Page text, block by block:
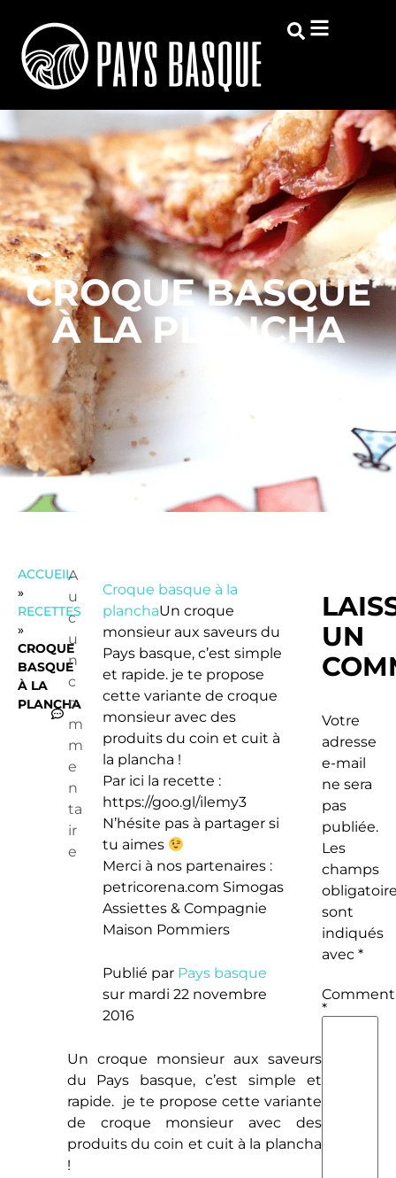
CROQUE BASQUE
À LA PLANCHA
ACCUEIL
»
RECETTES
»
CROQUE
BASQUE
À LA
PLANCHA
A
u
c
u
n
c
o
m
m
e
n
ta
ir
e
Croque basque à la
planchaUn croque
monsieur aux saveurs du
Pays basque, c’est simple
et rapide. je te propose
cette variante de croque
monsieur avec des
produits du coin et cuit à
la plancha !
Par ici la recette :
https://goo.gl/ilemy3
N’hésite pas à partager si
tu aimes
Merci à nos partenaires :
petricorena.com Simogas
Assiettes & Compagnie
Maison Pommiers
Publié par Pays basque
sur mardi 22 novembre
2016
Un croque monsieur aux saveurs
du Pays basque, c’est simple et
rapide. je te propose cette variante
de croque monsieur avec des
produits du coin et cuit à la plancha
!
UN
Votre
adresse
e-mail
ne sera
pas
publiée.
Les
champs
sont
indiqués
avec *
*